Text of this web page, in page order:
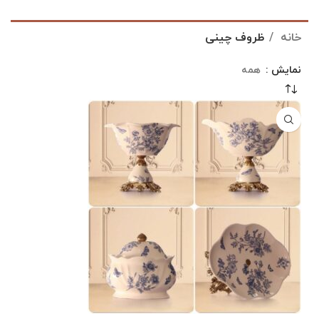
خانه ظروف چینی
نمایش همه